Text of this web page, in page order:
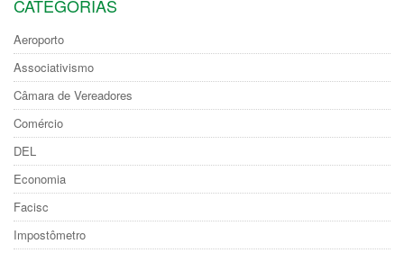
CATEGORIAS
Aeroporto
Associativismo
Câmara de Vereadores
Comércio
DEL
Economia
Facisc
Impostômetro